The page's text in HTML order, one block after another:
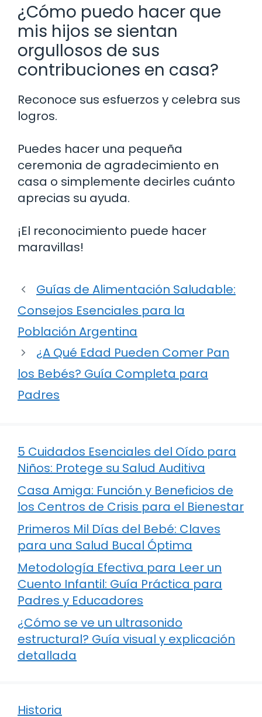
¿Cómo puedo hacer que
mis hijos se sientan
orgullosos de sus
contribuciones en casa?
Reconoce sus esfuerzos y celebra sus
logros.
Puedes hacer una pequeña
ceremonia de agradecimiento en
casa o simplemente decirles cuánto
aprecias su ayuda.
¡El reconocimiento puede hacer
maravillas!
Guías de Alimentación Saludable:
Consejos Esenciales para la
Población Argentina
¿A Qué Edad Pueden Comer Pan
los Bebés? Guía Completa para
Padres
5 Cuidados Esenciales del Oído para
Niños: Protege su Salud Auditiva
Casa Amiga: Función y Beneficios de
los Centros de Crisis para el Bienestar
Primeros Mil Días del Bebé: Claves
para una Salud Bucal Óptima
Metodología Efectiva para Leer un
Cuento Infantil: Guía Práctica para
Padres y Educadores
¿Cómo se ve un ultrasonido
estructural? Guía visual y explicación
detallada
Historia